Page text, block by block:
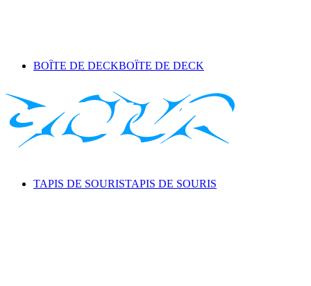
BOÎTE DE DECKBOÎTE DE DECK
TAPIS DE SOURISTAPIS DE SOURIS